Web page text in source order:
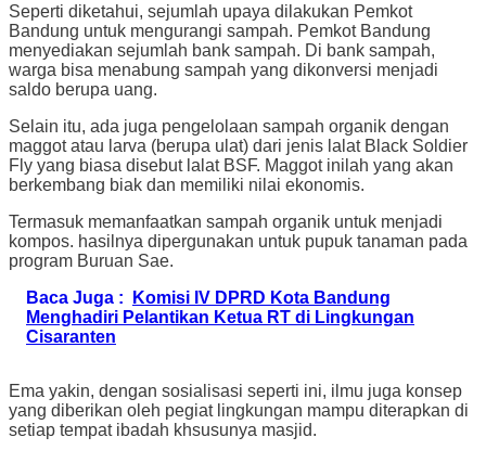
Seperti diketahui, sejumlah upaya dilakukan Pemkot
Bandung untuk mengurangi sampah. Pemkot Bandung
menyediakan sejumlah bank sampah. Di bank sampah,
warga bisa menabung sampah yang dikonversi menjadi
saldo berupa uang.
Selain itu, ada juga pengelolaan sampah organik dengan
maggot atau larva (berupa ulat) dari jenis lalat Black Soldier
Fly yang biasa disebut lalat BSF. Maggot inilah yang akan
berkembang biak dan memiliki nilai ekonomis.
Termasuk memanfaatkan sampah organik untuk menjadi
kompos. hasilnya dipergunakan untuk pupuk tanaman pada
program Buruan Sae.
Baca Juga :
Komisi IV DPRD Kota Bandung
Menghadiri Pelantikan Ketua RT di Lingkungan
Cisaranten
Ema yakin, dengan sosialisasi seperti ini, ilmu juga konsep
yang diberikan oleh pegiat lingkungan mampu diterapkan di
setiap tempat ibadah khsusunya masjid.